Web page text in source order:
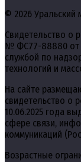
© 2026 Уральский
Свидетельство о
№ ФС77-88880 от
службой по
технологий и
На сайте
свидетельство о
10.06.2025 года
сфере связи,
коммуникаций
Возрастные